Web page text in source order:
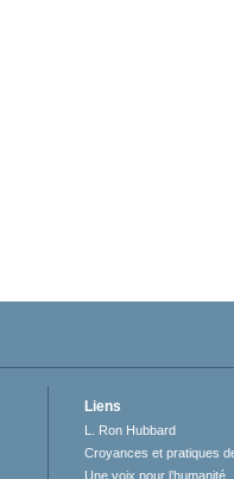
Liens
L. Ron Hubbard
Croyances et pratiques
Une voix pour l’humanité